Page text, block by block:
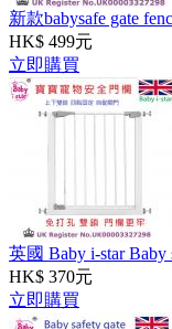
新款babysafe gate
HK$ 499元
立即購買
英國 Baby i-star
HK$ 370元
立即購買